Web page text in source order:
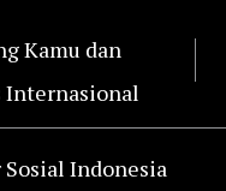
Kamu dan
Internasional
Indonesia